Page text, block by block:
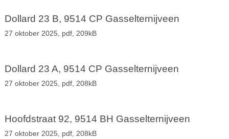
Dollard 23 B, 9514 CP Gasselternijveen
27 oktober 2025, pdf, 209kB
Dollard 23 A, 9514 CP Gasselternijveen
27 oktober 2025, pdf, 208kB
Hoofdstraat 92, 9514 BH Gasselternijveen
27 oktober 2025, pdf, 208kB